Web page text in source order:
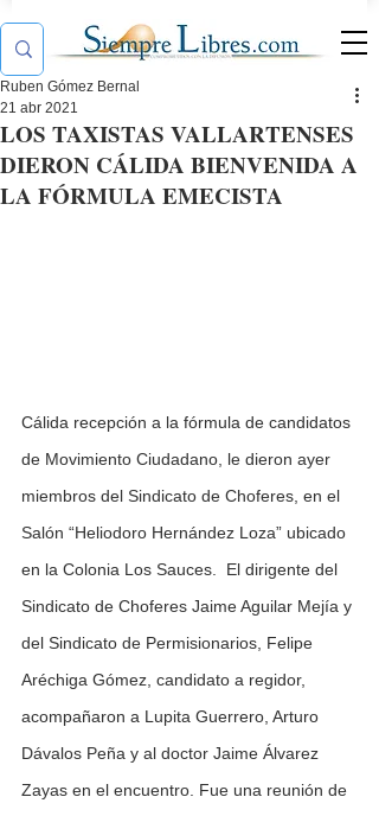
LOS TAXISTAS VALLARTENSES
DIERON CÁLIDA BIENVENIDA A
LA FÓRMULA EMECISTA
Ruben Gómez Bernal
21 abr 2021
Cálida recepción a la fórmula de candidatos
de Movimiento Ciudadano, le dieron ayer
miembros del Sindicato de Choferes, en el
Salón “Heliodoro Hernández Loza” ubicado
en la Colonia Los Sauces.  El dirigente del
Sindicato de Choferes Jaime Aguilar Mejía y
del Sindicato de Permisionarios, Felipe
Aréchiga Gómez, candidato a regidor,
acompañaron a Lupita Guerrero, Arturo
Dávalos Peña y al doctor Jaime Álvarez
Zayas en el encuentro. Fue una reunión de